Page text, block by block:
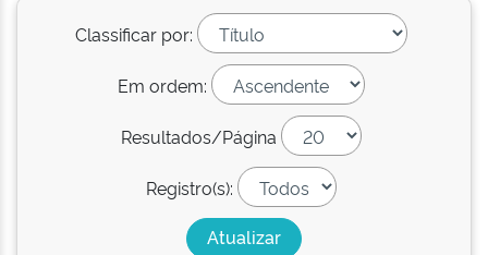
Classificar por:
Em ordem:
Resultados/Página
Registro(s):